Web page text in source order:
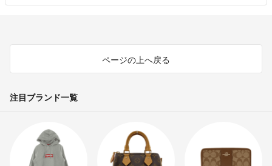
ページの上へ戻る
注目ブランド一覧